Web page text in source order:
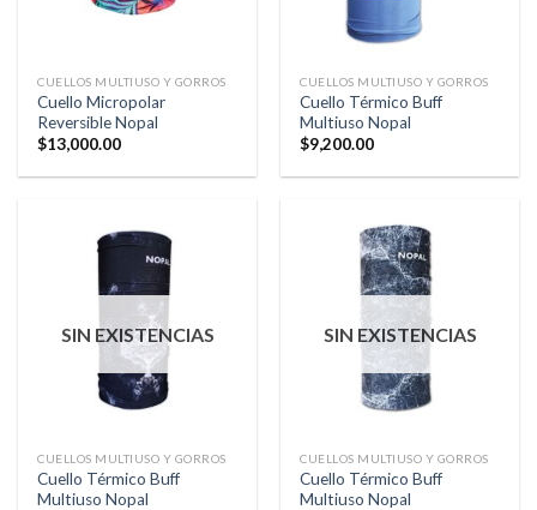
CUELLOS MULTIUSO Y GORROS
Cuello Micropolar
Reversible Nopal
$13,000.00
CUELLOS MULTIUSO Y GORROS
Cuello Térmico Buff
Multiuso Nopal
$9,200.00
SIN EXISTENCIAS
CUELLOS MULTIUSO Y GORROS
Cuello Térmico Buff
Multiuso Nopal
SIN EXISTENCIAS
CUELLOS MULTIUSO Y GORROS
Cuello Térmico Buff
Multiuso Nopal